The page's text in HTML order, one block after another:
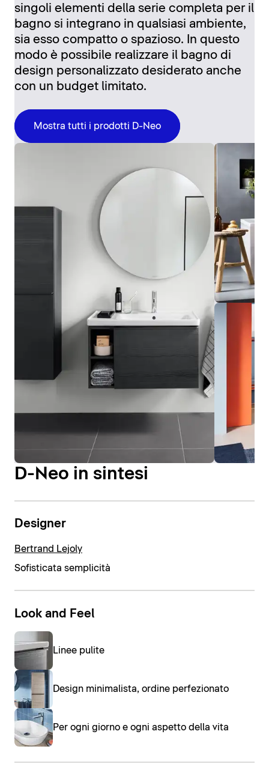
singoli elementi della serie completa per il
bagno si integrano in qualsiasi ambiente,
sia esso compatto o spazioso. In questo
modo è possibile realizzare il bagno di
design personalizzato desiderato anche
con un budget limitato.
Mostra tutti i prodotti D-Neo
D-Neo in sintesi
Designer
Bertrand Lejoly
Sofisticata semplicità
Look and Feel
Linee pulite
Design minimalista, ordine perfezionato
Per ogni giorno e ogni aspetto della vita